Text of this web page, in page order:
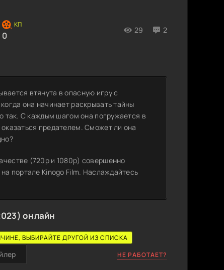
0
29 2
втянута в опасную игру с
она начинает раскрывать тайны
так. С каждым шагом она погружается в
предателем. Сможет ли она
(720p и 1080p) совершенно
портале Kinogo Film. Наслаждайтесь
онлайн
ВЫБИРАЙТЕ ДРУГОЙ ИЗ СПИСКА
НЕ РАБОТАЕТ?